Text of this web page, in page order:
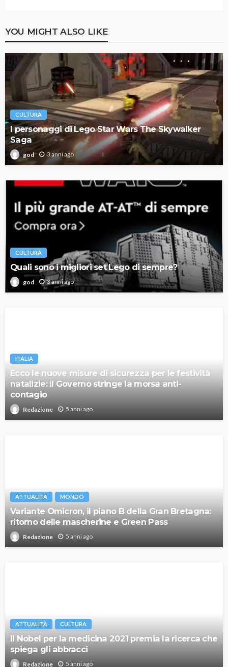
YOU MIGHT ALSO LIKE
CULTURA
I personaggi di Lego Star Wars The Skywalker
Saga
god 3 anni ago
CULTURA
Quali sono i migliori set Lego di sempre?
god 3 anni ago
ITALIA
Ecco le nuove misure di sicurezza per le festività
natalizie: il Governo stringe la morsa anti-
contagio
Redazione 5 anni ago
ATTUALITÀ MONDO
Variante Omicron, il piano B della Gran Bretagna:
ritorno delle mascherine e Green Pass
Redazione 5 anni ago
ATTUALITÀ CULTURA
Il Nobel per la medicina 2021 premia la ricerca che
spiega gli abbracci
Redazione 5 anni ago